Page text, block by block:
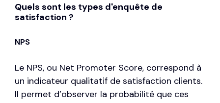
Quels sont les types d'enquête de
satisfaction ?
NPS
Le NPS, ou Net Promoter Score, correspond à
un indicateur qualitatif de satisfaction clients.
Il permet d’observer la probabilité que ces